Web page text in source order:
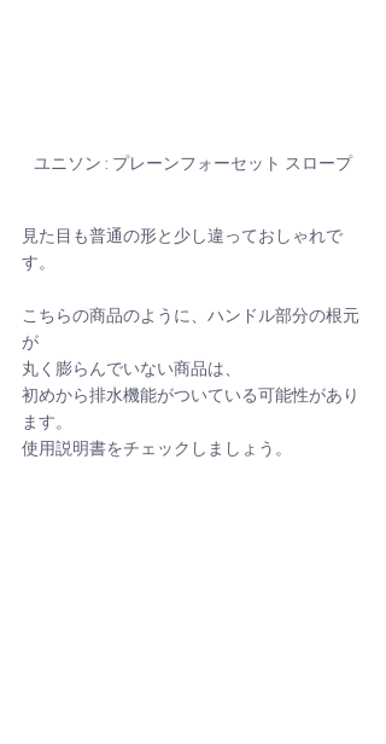
ユニソン : プレーンフォーセット スロープ
見た目も普通の形と少し違っておしゃれで
す。
こちらの商品のように、ハンドル部分の根元
が
丸く膨らんでいない商品は、
初めから排水機能がついている可能性があり
ます。
使用説明書をチェックしましょう。